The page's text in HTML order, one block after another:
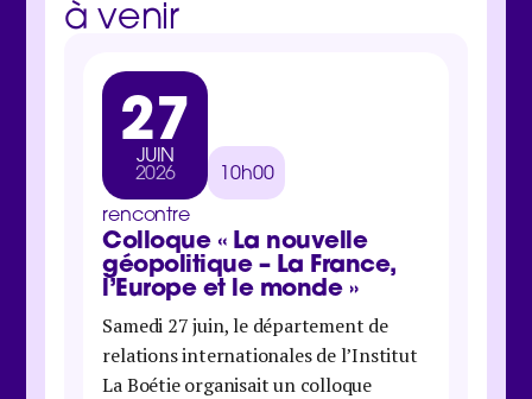
à venir
27
JUIN
2026
10h00
rencontre
Colloque « La nouvelle
géopolitique – La France,
l’Europe et le monde »
Samedi 27 juin, le département de
relations internationales de l’Institut
La Boétie organisait un colloque